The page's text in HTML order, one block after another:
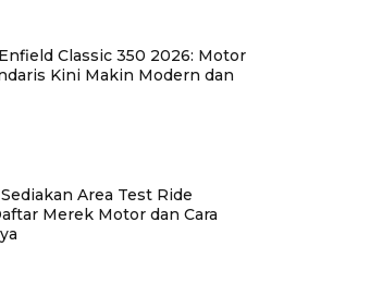
Classic 350 2026: Motor
Kini Makin Modern dan
Area Test Ride
Merek Motor dan Cara